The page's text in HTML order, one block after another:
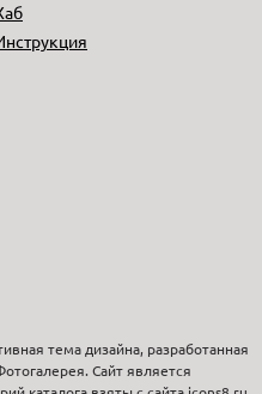
тема дизайна, разработанная
Сайт является